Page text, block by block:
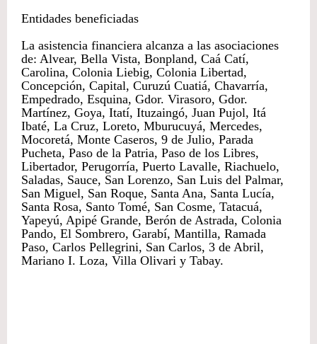
Entidades beneficiadas
La asistencia financiera alcanza a las asociaciones
de: Alvear, Bella Vista, Bonpland, Caá Catí,
Carolina, Colonia Liebig, Colonia Libertad,
Concepción, Capital, Curuzú Cuatiá, Chavarría,
Empedrado, Esquina, Gdor. Virasoro, Gdor.
Martínez, Goya, Itatí, Ituzaingó, Juan Pujol, Itá
Ibaté, La Cruz, Loreto, Mburucuyá, Mercedes,
Mocoretá, Monte Caseros, 9 de Julio, Parada
Pucheta, Paso de la Patria, Paso de los Libres,
Libertador, Perugorría, Puerto Lavalle, Riachuelo,
Saladas, Sauce, San Lorenzo, San Luis del Palmar,
San Miguel, San Roque, Santa Ana, Santa Lucía,
Santa Rosa, Santo Tomé, San Cosme, Tatacuá,
Yapeyú, Apipé Grande, Berón de Astrada, Colonia
Pando, El Sombrero, Garabí, Mantilla, Ramada
Paso, Carlos Pellegrini, San Carlos, 3 de Abril,
Mariano I. Loza, Villa Olivari y Tabay.